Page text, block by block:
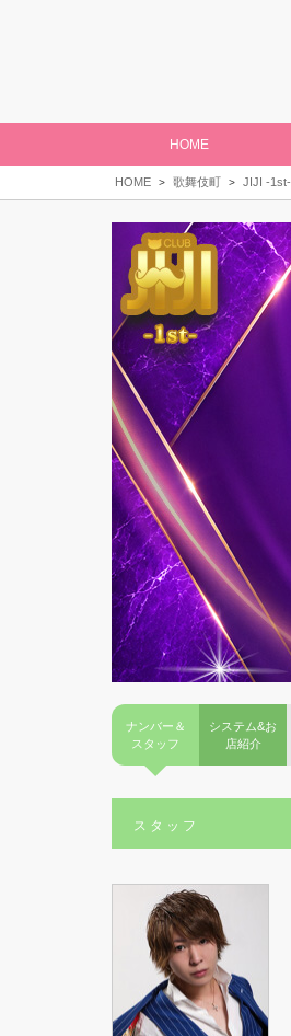
HOME
HOME 歌舞伎町 JIJI -1st-
ナンバー＆
スタッフ
システム&お
店紹介
スタッフ